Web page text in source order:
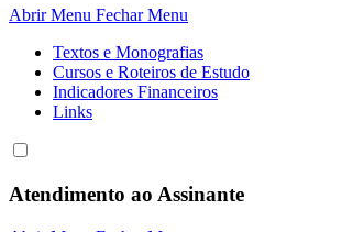
Abrir Menu Fechar Menu
Textos e Monografias
Cursos e Roteiros de Estudo
Indicadores Financeiros
Links
Atendimento ao Assinante